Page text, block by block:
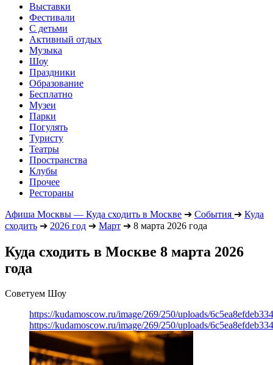
Выставки
Фестивали
С детьми
Активный отдых
Музыка
Шоу
Праздники
Образование
Бесплатно
Музеи
Парки
Погулять
Туристу
Театры
Пространства
Клубы
Прочее
Рестораны
Афиша Москвы — Куда сходить в Москве ➔ События ➔ Куда
сходить ➔ 2026 год ➔ Март ➔ 8 марта 2026 года
Куда сходить в Москве 8 марта 2026
года
Советуем Шоу
https://kudamoscow.ru/image/269/250/uploads/
https://kudamoscow.ru/image/269/250/uploads/